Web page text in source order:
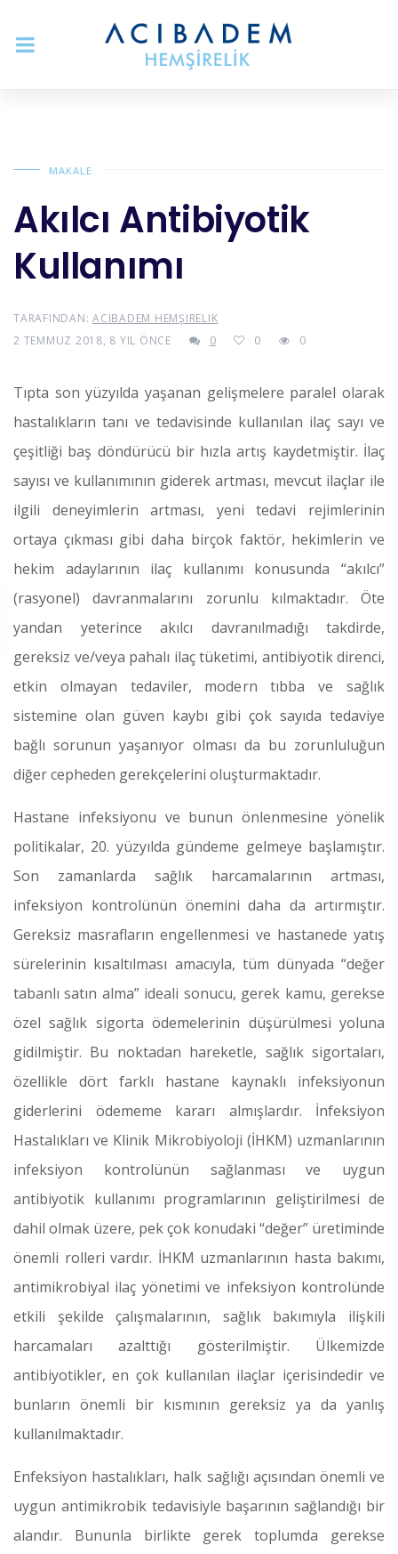
MAKALE
Akılcı Antibiyotik
Kullanımı
TARAFINDAN: ACIBADEM HEMŞIRELIK
2 TEMMUZ 2018, 8 YIL ÖNCE
0 0 0
Tıpta son yüzyılda yaşanan gelişmelere paralel olarak
hastalıkların tanı ve tedavisinde kullanılan ilaç sayı ve
çeşitliği baş döndürücü bir hızla artış kaydetmiştir. İlaç
sayısı ve kullanımının giderek artması, mevcut ilaçlar ile
ilgili deneyimlerin artması, yeni tedavi rejimlerinin
ortaya çıkması gibi daha birçok faktör, hekimlerin ve
hekim adaylarının ilaç kullanımı konusunda “akılcı”
(rasyonel) davranmalarını zorunlu kılmaktadır. Öte
yandan yeterince akılcı davranılmadığı takdirde,
gereksiz ve/veya pahalı ilaç tüketimi, antibiyotik direnci,
etkin olmayan tedaviler, modern tıbba ve sağlık
sistemine olan güven kaybı gibi çok sayıda tedaviye
bağlı sorunun yaşanıyor olması da bu zorunluluğun
diğer cepheden gerekçelerini oluşturmaktadır.
Hastane infeksiyonu ve bunun önlenmesine yönelik
politikalar, 20. yüzyılda gündeme gelmeye başlamıştır.
Son zamanlarda sağlık harcamalarının artması,
infeksiyon kontrolünün önemini daha da artırmıştır.
Gereksiz masrafların engellenmesi ve hastanede yatış
sürelerinin kısaltılması amacıyla, tüm dünyada “değer
tabanlı satın alma” ideali sonucu, gerek kamu, gerekse
özel sağlık sigorta ödemelerinin düşürülmesi yoluna
gidilmiştir. Bu noktadan hareketle, sağlık sigortaları,
özellikle dört farklı hastane kaynaklı infeksiyonun
giderlerini ödememe kararı almışlardır. İnfeksiyon
Hastalıkları ve Klinik Mikrobiyoloji (İHKM) uzmanlarının
infeksiyon kontrolünün sağlanması ve uygun
antibiyotik kullanımı programlarının geliştirilmesi de
dahil olmak üzere, pek çok konudaki “değer” üretiminde
önemli rolleri vardır. İHKM uzmanlarının hasta bakımı,
antimikrobiyal ilaç yönetimi ve infeksiyon kontrolünde
etkili şekilde çalışmalarının, sağlık bakımıyla ilişkili
harcamaları azalttığı gösterilmiştir. Ülkemizde
antibiyotikler, en çok kullanılan ilaçlar içerisindedir ve
bunların önemli bir kısmının gereksiz ya da yanlış
kullanılmaktadır.
Enfeksiyon hastalıkları, halk sağlığı açısından önemli ve
uygun antimikrobik tedavisiyle başarının sağlandığı bir
alandır. Bununla birlikte gerek toplumda gerekse